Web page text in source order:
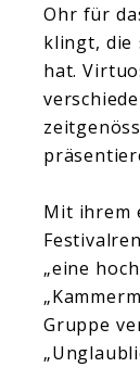
Ohr für
klingt, die
hat.
Mit ihrem
„eine
Gruppe